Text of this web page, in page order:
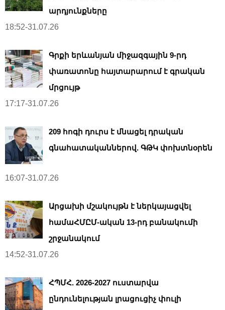
արդյունքները
18:52-31.07.26
Գրքի երևանյան միջազգային 9-րդ
փառատոնը հայտարարում է գրական
մրցույթ
17:17-31.07.26
209 հոգի դուրս է մնացել դրական
գնահատականներով. ԳԹԿ փոխտնօրեն
16:07-31.07.26
Արցախի մշակույթն է ներկայացվել
համաՀՄԸՄ-ական 13-րդ բանակումի
շրջանակում
14:52-31.07.26
ՀՊՄՀ. 2026-2027 ուստարվա
ընդունելության լրացուցիչ փուլի